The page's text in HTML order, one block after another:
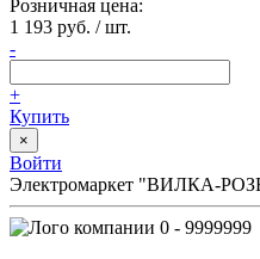
Розничная цена:
1 193 руб. / шт.
-
+
Купить
×
Войти
Электромаркет "ВИЛКА-
0 - 9999999